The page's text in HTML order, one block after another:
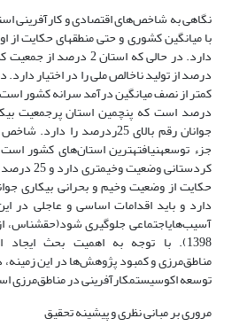
نگاهی به شاخص‌های اقتصادی و کارآفرینی
با میانگین کشوری و حتی منطقه­ای حکایت از
دارد. در حالی که استان 2
درصد از تولید ناخالص ملی را در اختیار
درصد است که پنچمین استان پرجمعیت
جوانان رقم بالای 25ردرصد را
جزء توسعه­نیافته­ترین استان‌های کشور
کردستانی
حکایت از وضعیت وخیم و بحرانی بیکاری
دارد و باید اقدامات اساسی و عاجلی در
آسیب‌های­اجتماعی جلوگیری شود(حق­شناس،
1398). با توجه به اهمیت بحث ایجاد
مناطق‌مرزی و کمبود پژوهش‌ها در این زمینه،
توسعه اکوسیستم­کارآفرینی در مناطق­‌مرزی
مروری بر مبانی نظری و پیشینه تحقیق